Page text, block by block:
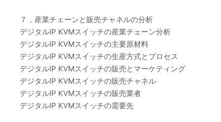
７．産業チェーンと販売チャネルの分析
デジタルIP KVMスイッチの産業チェーン分析
デジタルIP KVMスイッチの主要原材料
デジタルIP KVMスイッチの生産方式とプロセス
デジタルIP KVMスイッチの販売とマーケティング
デジタルIP KVMスイッチの販売チャネル
デジタルIP KVMスイッチの販売業者
デジタルIP KVMスイッチの需要先